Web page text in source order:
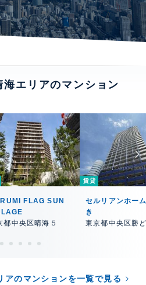
海エリアのマンション
FLAG SUN
都中央区晴海５
賃貸
セルリアンホー
き
東京都中央区勝
アのマンションを一覧で見る